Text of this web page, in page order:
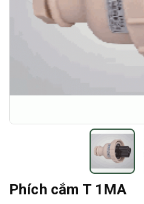
Phích cắm T 1MA